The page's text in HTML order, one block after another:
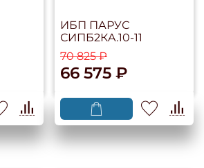
ИБП ПАРУС
СИПБ2КA.10-11
70 825 ₽
66 575 ₽